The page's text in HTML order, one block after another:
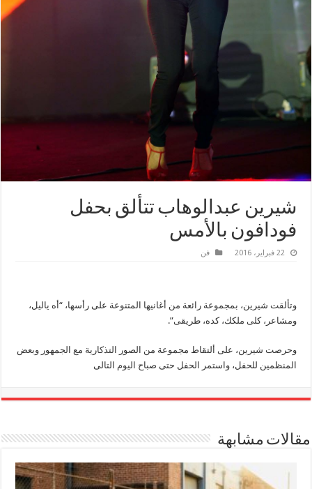
شيرين عبدالوهاب تتألق بحفل
فودافون بالأمس
22 فبراير، 2016 فن
وتألقت شيرين، بمجموعة رائعة من أغانيها المتنوعة على رأسها، “أه ياليل،
ومشاعر، كلى ملكك، كده، طريقى”.
وحرصت شيرين، على ألتقاط مجموعة من الصور التذكارية مع الجمهور وبعض
المنظمين للحفل، واستمر الحفل حتى صباح اليوم التالى
مقالات مشابهة